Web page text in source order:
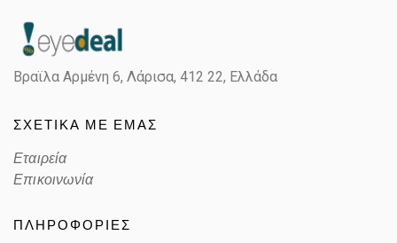
Βραϊλα Αρμένη 6, Λάρισα, 412 22, Ελλάδα
ΣΧΕΤΙΚΑ ΜΕ ΕΜΑΣ
Εταιρεία
Επικοινωνία
ΠΛΗΡΟΦΟΡΙΕΣ